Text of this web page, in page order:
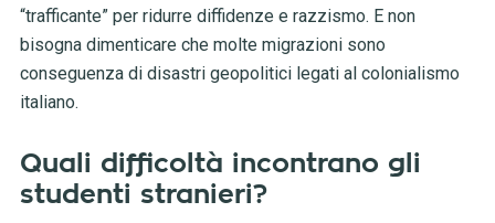
“trafficante” per ridurre diffidenze e razzismo. E non
bisogna dimenticare che molte migrazioni sono
conseguenza di disastri geopolitici legati al colonialismo
italiano.
Quali difficoltà incontrano gli
studenti stranieri?